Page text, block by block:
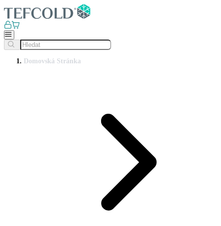
Domovská Stránka